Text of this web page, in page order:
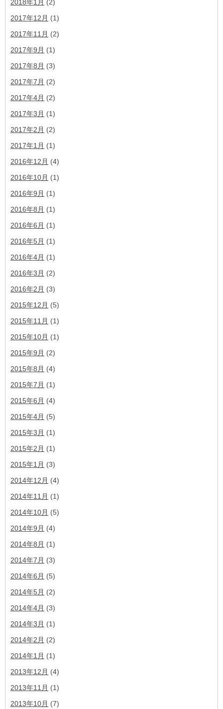
2018年1月 (2)
2017年12月 (1)
2017年11月 (2)
2017年9月 (1)
2017年8月 (3)
2017年7月 (2)
2017年4月 (2)
2017年3月 (1)
2017年2月 (2)
2017年1月 (1)
2016年12月 (4)
2016年10月 (1)
2016年9月 (1)
2016年8月 (1)
2016年6月 (1)
2016年5月 (1)
2016年4月 (1)
2016年3月 (2)
2016年2月 (3)
2015年12月 (5)
2015年11月 (1)
2015年10月 (1)
2015年9月 (2)
2015年8月 (4)
2015年7月 (1)
2015年6月 (4)
2015年4月 (5)
2015年3月 (1)
2015年2月 (1)
2015年1月 (3)
2014年12月 (4)
2014年11月 (1)
2014年10月 (5)
2014年9月 (4)
2014年8月 (1)
2014年7月 (3)
2014年6月 (5)
2014年5月 (2)
2014年4月 (3)
2014年3月 (1)
2014年2月 (2)
2014年1月 (1)
2013年12月 (4)
2013年11月 (1)
2013年10月 (7)